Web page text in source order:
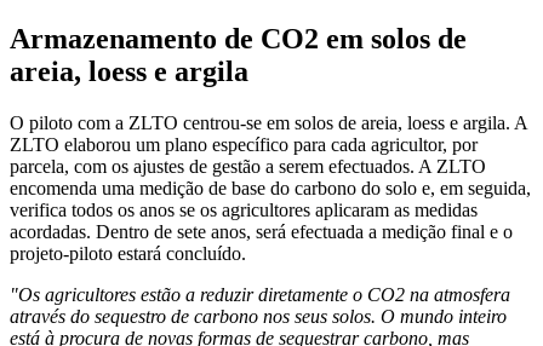
Armazenamento de CO2 em solos de
areia, loess e argila
O piloto com a ZLTO centrou-se em solos de areia, loess e argila. A
ZLTO elaborou um plano específico para cada agricultor, por
parcela, com os ajustes de gestão a serem efectuados. A ZLTO
encomenda uma medição de base do carbono do solo e, em seguida,
verifica todos os anos se os agricultores aplicaram as medidas
acordadas. Dentro de sete anos, será efectuada a medição final e o
projeto-piloto estará concluído.
"Os agricultores estão a reduzir diretamente o CO2 na atmosfera
através do sequestro de carbono nos seus solos. O mundo inteiro
está à procura de novas formas de sequestrar carbono, mas